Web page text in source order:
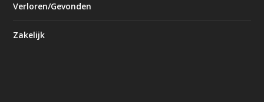
Verloren/Gevonden
Zakelijk